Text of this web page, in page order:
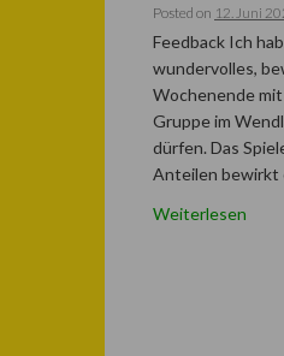
Posted on 12. Juni
Feedback Ich
wundervolles,
Wochenende
Gruppe im
dürfen. Das
Anteilen bewirkt
Weiterlesen